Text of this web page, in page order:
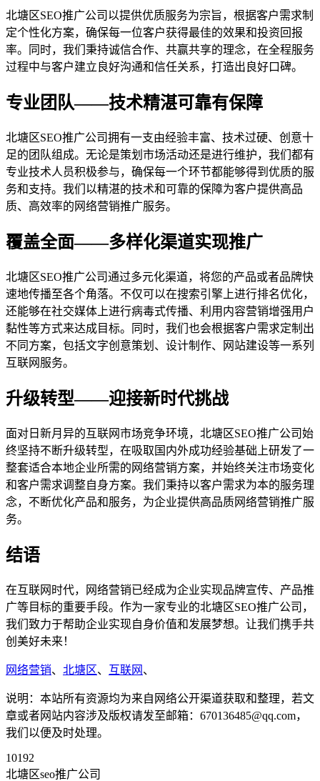
北塘区SEO推广公司以提供优质服务为宗旨，根据客户需求制
定个性化方案，确保每一位客户获得最佳的效果和投资回报
率。同时，我们秉持诚信合作、共赢共享的理念，在全程服务
过程中与客户建立良好沟通和信任关系，打造出良好口碑。
专业团队——技术精湛可靠有保障
北塘区SEO推广公司拥有一支由经验丰富、技术过硬、创意十
足的团队组成。无论是策划市场活动还是进行维护，我们都有
专业技术人员积极参与，确保每一个环节都能够得到优质的服
务和支持。我们以精湛的技术和可靠的保障为客户提供高品
质、高效率的网络营销推广服务。
覆盖全面——多样化渠道实现推广
北塘区SEO推广公司通过多元化渠道，将您的产品或者品牌快
速地传播至各个角落。不仅可以在搜索引擎上进行排名优化，
还能够在社交媒体上进行病毒式传播、利用内容营销增强用户
黏性等方式来达成目标。同时，我们也会根据客户需求定制出
不同方案，包括文字创意策划、设计制作、网站建设等一系列
互联网服务。
升级转型——迎接新时代挑战
面对日新月异的互联网市场竞争环境，北塘区SEO推广公司始
终坚持不断升级转型，在吸取国内外成功经验基础上研发了一
整套适合本地企业所需的网络营销方案，并始终关注市场变化
和客户需求调整自身方案。我们秉持以客户需求为本的服务理
念，不断优化产品和服务，为企业提供高品质网络营销推广服
务。
结语
在互联网时代，网络营销已经成为企业实现品牌宣传、产品推
广等目标的重要手段。作为一家专业的北塘区SEO推广公司，
我们致力于帮助企业实现自身价值和发展梦想。让我们携手共
创美好未来！
网络营销、 北塘区、 互联网 、
说明：本站所有资源均为来自网络公开渠道获取和整理，若文
章或者网站内容涉及版权请发至邮箱：670136485@qq.com，
我们以便及时处理。
10192
北塘区seo推广公司